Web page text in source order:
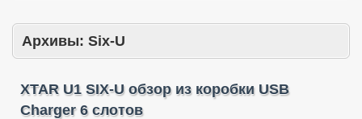
Архивы: Six-U
XTAR U1 SIX-U обзор из коробки USB
Charger 6 слотов